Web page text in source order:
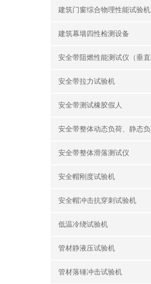
建筑门窗综合物理性能试验机
建筑幕墙四性检测设备
安全带拉力试验机
安全带测试橡胶假人
安全带整体滑落测试仪
安全帽刚度试验机
安全帽冲击抗穿刺试验机
低温冷绕试验机
管材静液压试验机
管材落锤冲击试验机